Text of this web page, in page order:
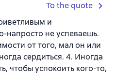
To the quote
и
напросто не успеваешь.
от того, мал он или
сердиться. 4. Иногда
чтобы успокоить кого-то,